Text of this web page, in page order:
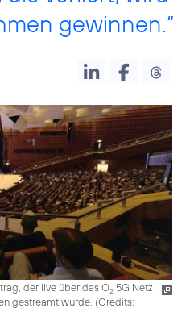
gewinnen.“
der live über das O2 5G Netz
gestreamt wurde. (Credits: